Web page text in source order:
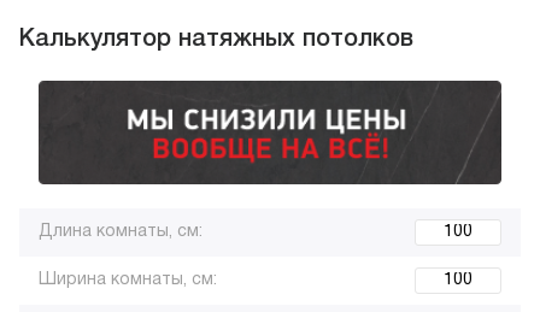
Калькулятор натяжных потолков
Длина комнаты, см:
Ширина комнаты, см: